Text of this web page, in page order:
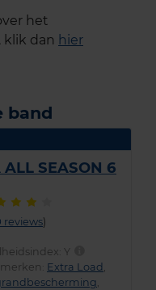
het
klik dan hier
band
SEASON 6
reviews)
Y
Extra Load